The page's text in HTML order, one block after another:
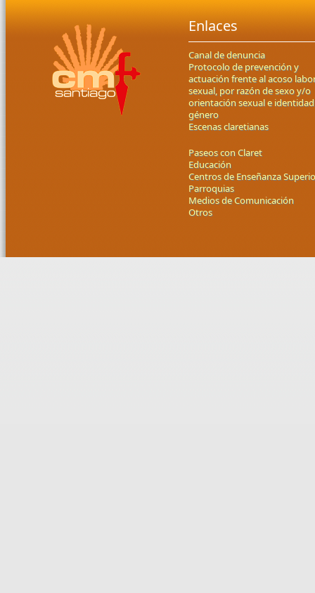
Enlaces
Canal de denuncia
Protocolo de prevención y
actuación frente al acoso
sexual, por razón de sexo y/o
orientación sexual e
género
Escenas claretianas
Paseos con Claret
Educación
Centros de Enseñanza
Parroquias
Medios de Comunicación
Otros